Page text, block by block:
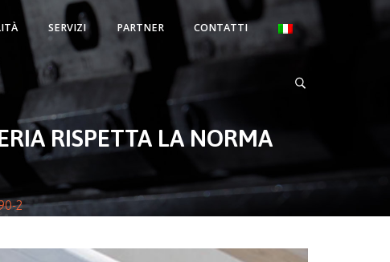
SERVIZI PARTNER CONTATTI
RISPETTA LA NORMA
2